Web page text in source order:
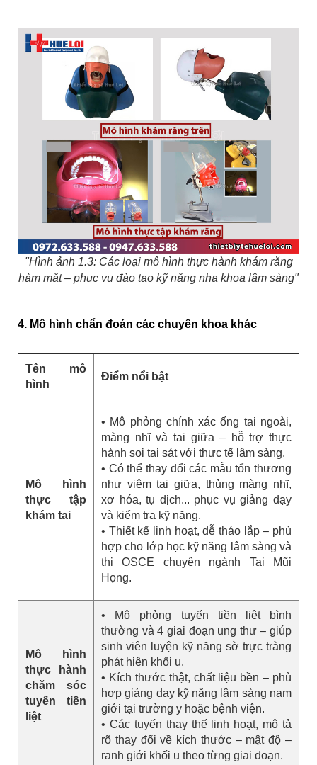
"Hình ảnh 1.3: Các loại mô hình thực hành khám răng
hàm mặt – phục vụ đào tạo kỹ năng nha khoa lâm sàng"
4. Mô hình chẩn đoán các chuyên khoa khác
Tên mô
hình
Điểm nổi bật
Mô hình
thực tập
khám tai
• Mô phỏng chính xác ống tai ngoài,
màng nhĩ và tai giữa – hỗ trợ thực
hành soi tai sát với thực tế lâm sàng.
• Có thể thay đổi các mẫu tổn thương
như viêm tai giữa, thủng màng nhĩ,
xơ hóa, tụ dịch... phục vụ giảng dạy
và kiểm tra kỹ năng.
• Thiết kế linh hoạt, dễ tháo lắp – phù
hợp cho lớp học kỹ năng lâm sàng và
thi OSCE chuyên ngành Tai Mũi
Họng.
Mô hình
thực hành
chăm sóc
tuyến tiền
liệt
• Mô phỏng tuyến tiền liệt bình
thường và 4 giai đoạn ung thư – giúp
sinh viên luyện kỹ năng sờ trực tràng
phát hiện khối u.
• Kích thước thật, chất liệu bền – phù
hợp giảng dạy kỹ năng lâm sàng nam
giới tại trường y hoặc bệnh viện.
• Các tuyến thay thế linh hoạt, mô tả
rõ thay đổi về kích thước – mật độ –
ranh giới khối u theo từng giai đoạn.